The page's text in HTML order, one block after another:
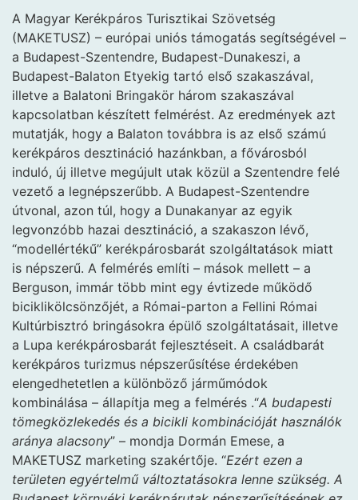
A Magyar Kerékpáros Turisztikai Szövetség
(MAKETUSZ) – európai uniós támogatás segítségével –
a Budapest-Szentendre, Budapest-Dunakeszi, a
Budapest-Balaton Etyekig tartó első szakaszával,
illetve a Balatoni Bringakör három szakaszával
kapcsolatban készített felmérést. Az eredmények azt
mutatják, hogy a Balaton továbbra is az első számú
kerékpáros desztináció hazánkban, a fővárosból
induló, új illetve megújult utak közül a Szentendre felé
vezető a legnépszerűbb. A Budapest-Szentendre
útvonal, azon túl, hogy a Dunakanyar az egyik
legvonzóbb hazai desztináció, a szakaszon lévő,
“modellértékű” kerékpárosbarát szolgáltatások miatt
is népszerű. A felmérés említi – mások mellett – a
Berguson, immár több mint egy évtizede működő
biciklikölcsönzőjét, a Római-parton a Fellini Római
Kultúrbisztró bringásokra épülő szolgáltatásait, illetve
a Lupa kerékpárosbarát fejlesztéseit. A családbarát
kerékpáros turizmus népszerűsítése érdekében
elengedhetetlen a különböző járműmódok
kombinálása – állapítja meg a felmérés .“A budapesti
tömegközlekedés és a bicikli kombinációját használók
aránya alacsony” – mondja Dormán Emese, a
MAKETUSZ marketing szakértője. “Ezért ezen a
területen egyértelmű változtatásokra lenne szükség. A